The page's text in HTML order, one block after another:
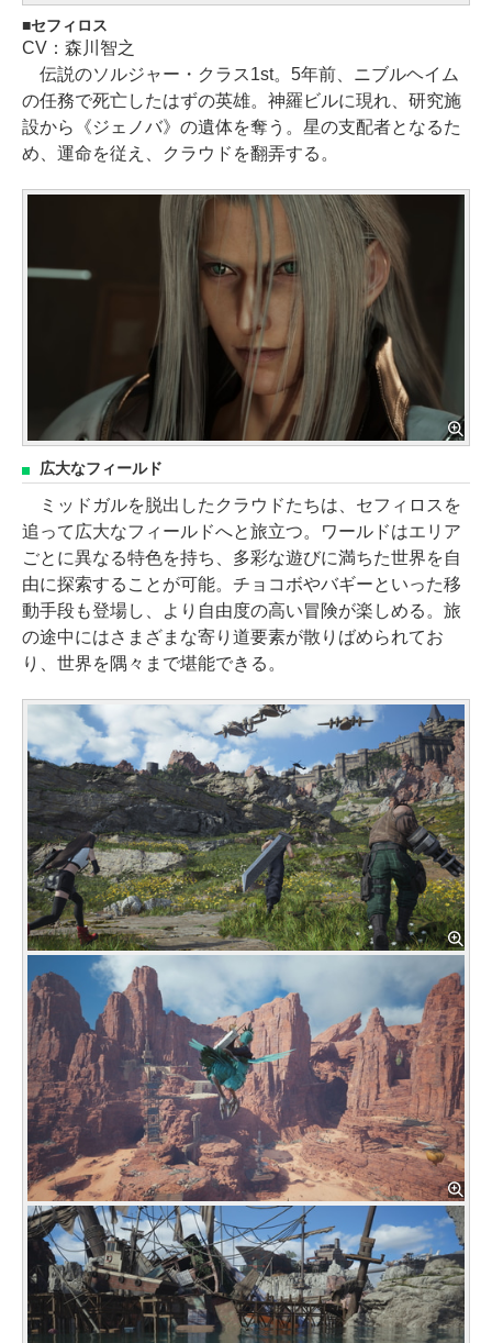
セフィロス
CV：森川智之
伝説のソルジャー・クラス1st。5年前、ニブルヘイム
の任務で死亡したはずの英雄。神羅ビルに現れ、研究施
設から《ジェノバ》の遺体を奪う。星の支配者となるた
め、運命を従え、クラウドを翻弄する。
広大なフィールド
ミッドガルを脱出したクラウドたちは、セフィロスを
追って広大なフィールドへと旅立つ。ワールドはエリア
ごとに異なる特色を持ち、多彩な遊びに満ちた世界を自
由に探索することが可能。チョコボやバギーといった移
動手段も登場し、より自由度の高い冒険が楽しめる。旅
の途中にはさまざまな寄り道要素が散りばめられてお
り、世界を隅々まで堪能できる。